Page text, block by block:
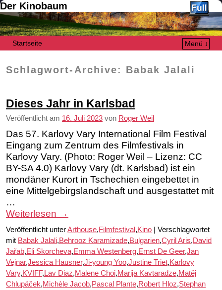
Der Kinobaum
Startseite
Menü ↓
Schlagwort-Archive: Babak Jalali
Dieses Jahr in Karlsbad
Veröffentlicht am 16. Juli 2023 von Roger Weil
Das 57. Karlovy Vary International Film Festival
Eingang zum Zentrum des Filmfestivals in
Karlovy Vary. (Photo: Roger Weil – Lizenz: CC
BY-SA 4.0) Karlovy Vary (dt. Karlsbad) ist ein
mondäner Kurort in Tschechien eingebettet in
eine Mittelgebirgslandschaft und ausgestattet mit
…
Weiterlesen →
Veröffentlicht unterArthouse,Filmfestival ,Kino
Verschlagwortet
mit Babak Jalali,Behrooz Karamizade,Bulgarien,Cyril Aris,David
Jařab,Eli Skorcheva,Emma Westenberg,Ernst De Geer,Jan
Vejnar,Jessica Hausner,Ji-young Yoo,Justine Triet,Karlovy
Vary,KVIFF, Lav Diaz,Malene Choi,Marija Kavtaradze,Matěj
Chlupáček,Michèle Jacob,Pascal Plante,Robert Hloz,Stephan